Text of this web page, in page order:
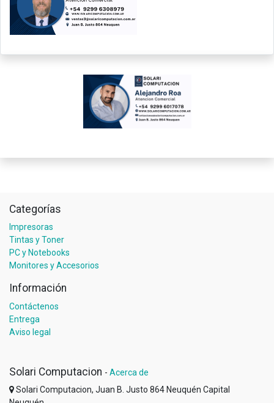
Categorías
Impresoras
Tintas y Toner
PC y Notebooks
Monitores y Accesorios
Información
Contáctenos
Entrega
Aviso legal
Solari Computacion - Acerca de
Solari Computacion, Juan B. Justo 864 Neuquén Capital